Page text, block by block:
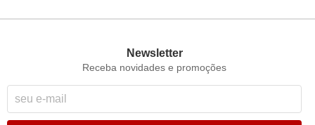
Newsletter
Receba novidades e promoções